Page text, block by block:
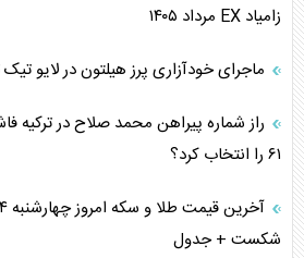
پیام، ظرفیت بالفعل‌نشده تجارت ایران
همسویی عربستان با سنتکام علیه متحدان
ترامپ و توهم خلع سلاح حماس
زامیاد EX مرداد ۱۴۰۵
ماجرای خودآزاری پرز هیلتون در لایو
راز شماره پیراهن محمد صلاح در ترکیه
۶۱ را انتخاب کرد؟
شکست + جدول